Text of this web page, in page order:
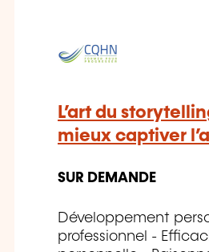
L’art du
mieux captiver
SUR DEMANDE
Développement
professionnel -